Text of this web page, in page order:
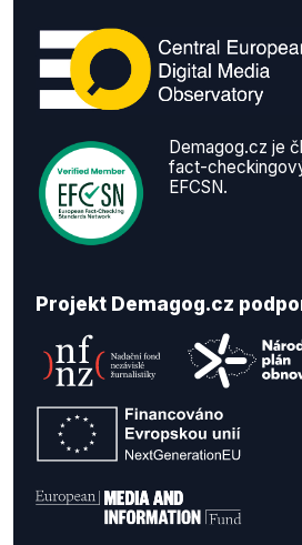
Demagog.cz je
fact-
EFCSN.
Projekt Demagog.cz